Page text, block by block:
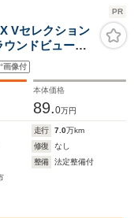
PR
Vセレクション
ンドビューモ
リジェントキ
ッドライ
画像付
本体価格
89.0万円
走行 7.0万km
修復
なし
整備
法定整備付